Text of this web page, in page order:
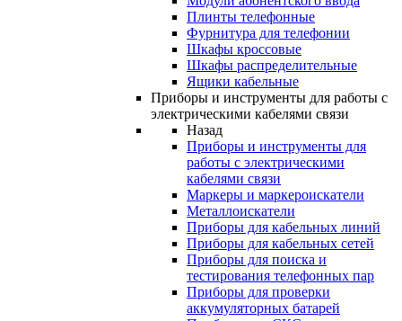
Плинты телефонные
Фурнитура для телефонии
Шкафы кроссовые
Шкафы распределительные
Ящики кабельные
Приборы и инструменты для работы с
электрическими кабелями связи
Назад
Приборы и инструменты для
работы с электрическими
кабелями связи
Маркеры и маркероискатели
Металлоискатели
Приборы для кабельных линий
Приборы для кабельных сетей
Приборы для поиска и
тестирования телефонных пар
Приборы для проверки
аккумуляторных батарей